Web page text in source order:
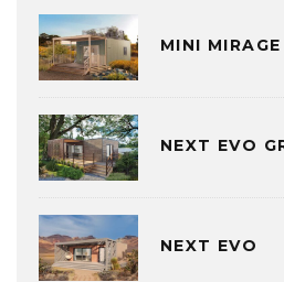
MINI MIRAGE
NEXT EVO
NEXT EVO